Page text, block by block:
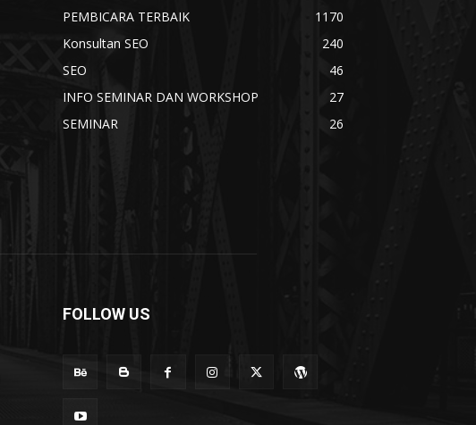
PEMBICARA TERBAIK
1170
Konsultan SEO
240
SEO
46
INFO SEMINAR DAN WORKSHOP
27
SEMINAR
26
FOLLOW US